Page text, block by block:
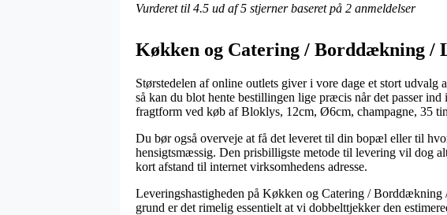
Vurderet til 4.5 ud af 5 stjerner baseret på 2 anmeldelser
Køkken og Catering / Borddækning /
Størstedelen af online outlets giver i vore dage et stort
så kan du blot hente bestillingen lige præcis når det passer
fragtform ved køb af Bloklys, 12cm, Ø6cm, champagne, 35
Du bør også overveje at få det leveret til din bopæl eller til
hensigtsmæssig. Den prisbilligste metode til levering vil dog
kort afstand til internet virksomhedens adresse.
Leveringshastigheden på Køkken og Catering /
grund er det rimelig essentielt at vi dobbelttjekker den